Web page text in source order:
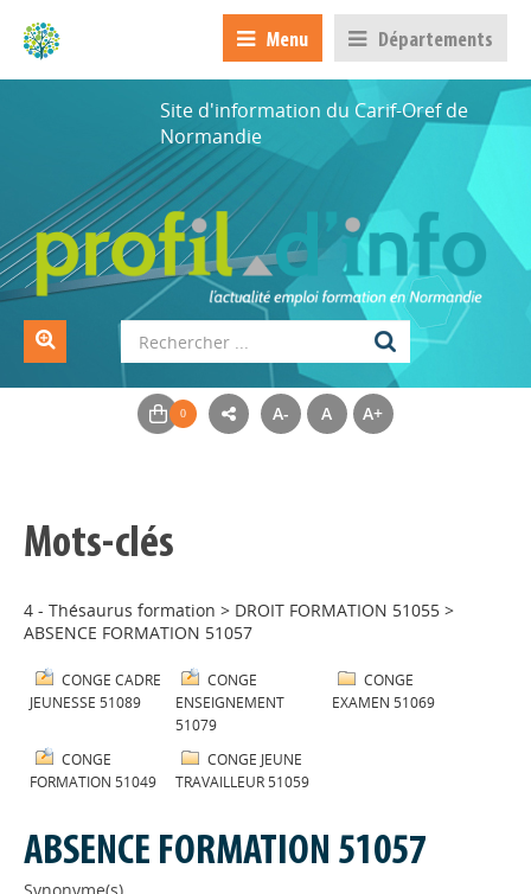
Menu Départements
Site d'information du Carif-Oref de
Normandie
A- A A+
Mots-clés
4 - Thésaurus formation > DROIT FORMATION 51055 >
ABSENCE FORMATION 51057
CONGE CADRE
JEUNESSE 51089
CONGE
ENSEIGNEMENT
51079
CONGE
EXAMEN 51069
CONGE
FORMATION 51049
CONGE JEUNE
TRAVAILLEUR 51059
ABSENCE FORMATION 51057